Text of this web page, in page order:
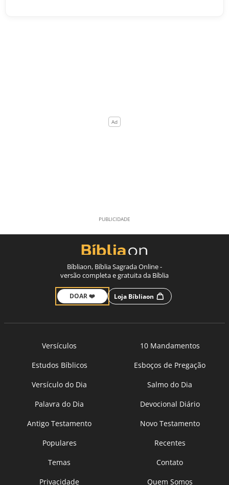
Bíbliaon, Bíblia Sagrada Online -
versão completa e gratuita da Bíblia
DOAR ❤️ Loja Bíbliaon
Versículos
10 Mandamentos
Estudos Bíblicos
Esboços de Pregação
Versículo do Dia
Salmo do Dia
Palavra do Dia
Devocional Diário
Antigo Testamento
Novo Testamento
Populares
Recentes
Temas
Contato
Privacidade
Quem Somos